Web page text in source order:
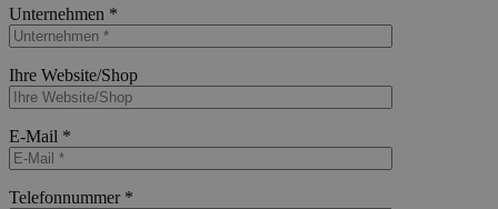
Unternehmen *
Ihre Website/Shop
E-Mail *
Telefonnummer *